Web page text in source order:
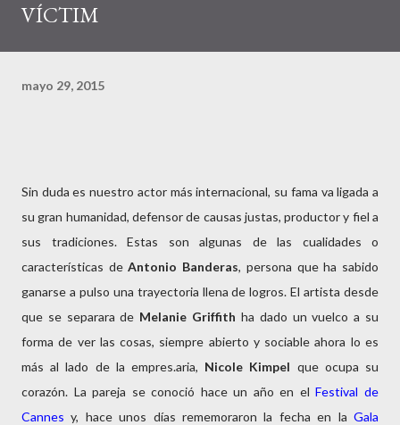
VÍCTIM
mayo 29, 2015
Sin duda es nuestro actor más internacional, su fama va ligada a
su gran humanidad, defensor de causas justas, productor y fiel a
sus tradiciones. Estas son algunas de las cualidades o
características deAntonio Banderas, persona que ha sabido
ganarse a pulso una trayectoria llena de logros. El artista desde
que se separara de Melanie Griffith ha dado un vuelco a su
forma de ver las cosas, siempre abierto y sociable ahora lo es
más al lado de la empres.aria, Nicole Kimpel que ocupa su
corazón. La pareja se conoció hace un año en elFestival de
Cannes y, hace unos días rememoraron la fecha en la Gala